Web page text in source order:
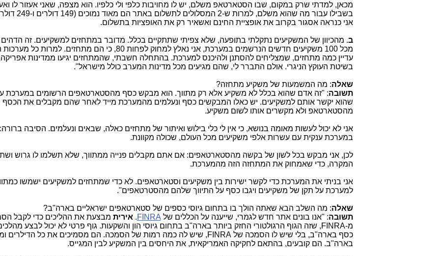
מכאן, למדתי שרק במקום, שבו הסטארטאפ משלם, יש לו מחויבות כלפי ולי כלפיו. הוא מצפה, שאני אעזור לו
בשבילו עבור מה שהוא משלם, למרות ש-
אני כנראה אסגור בקרוב את אופציית החינם ואשאיר רק את האופציות בתשלום.
ב. מהכיוון של המשקיעים נתקלתי בתופעה, שלא צפיתי שתתקיים בכלל. מדובר במתחזים למשקיעים. זה הדהים
מכל 100 משקיעים חדשים הנרשמים במערכת, אני נאלץ למחוק לפחות 80, כי הם מתחזים.
עדיין כמה מתחזים, שמצליחים להסתנן ולהיכנס למערכת. בהתחלה חשבתי, שהמתחזים יגיעו ממדינות
בשיטת העוקץ הניגרי. אולם התברר לי, שהם מגיעים מכל מדינות המערב כולל מישראל".
שאלה: מה המשמעות של משקיע מתחזה?
תשובה: "זה אדם שהוא בכלל לא משקיע אלא רק מתווך. הוא מבקש כסף מהסטארטאפים הרשומים במערכת
שהוא יקשר אותם למשקיעים. יש כאלו המבקשים כסף ונעלמים מהמערכת מייד לאחר שהם מקבלים את הכסף
מהסטארטאפ ולא מקשרים אותו לשום משקיע.
אני לא יכול לעשות מאומה בנושא, כי אין לי כלי בילוש ואיתור של מתחזים כאלה, שבאים ונעלמים. הסיבה
במערכת ענקית עם עשרות אלפי משקיעים מכל העולם, שכולה מקוונת.
לכן, אני מבקש בכל לשון של בקשה מהסטארטאפים: אם אתם מקבלים פנייה ממתווך, שלא תשלמו לו גרוש
המקרה, כדי שאמחוק את המתחזה הזה מהמערכת.
אני בניתי את המערכת כדי לקשר ישירות בין משקיעים וסטארטאפים. לא כדי שמתחזים למשקיעים ישמשו
למערכת על תקן של משקיעים ויגבו כסף על התיווך שלהם מהסטרטאפים".
שאלה: מה השלב הבא שאתה הולך בו בתחום גיוסי כספים של סטארטאפים ישראליים בארה"ב?
תשובה: "אנו בונים אתר חדש לגמרי, שייענה על הכללים של FINRA
. אירית מבצעת את ההליכים כדי לקבל
מ-FINRA, שזה הגוף הרגולטורי החזק ביותר בארה"ב בתחום גיוסי הון והשקעות. גוף פרטי לא יכול לבצע
כסף בארה"ב, בלי שיש לו הסמכה שלFINRA, שיש לה כמה רמות של הסמכה. הם מסמיכים את כל הדילרים
בארה"ב. הם קובעים, בהתאם לחקיקה האמריקאית, את היחסים בין המשקיע לבין המגייס.